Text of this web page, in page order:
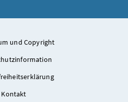
und Copyright
Kontakt